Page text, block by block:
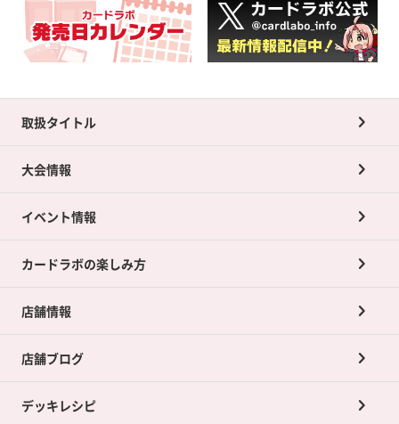
取扱タイトル
大会情報
イベント情報
カードラボの楽しみ方
店舗情報
店舗ブログ
デッキレシピ